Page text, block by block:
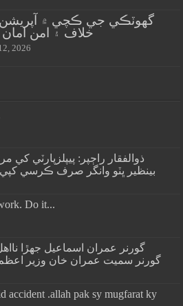
گهوٽڪي جي ڪچي ۾ آپريشن
خلاف ۽ امن امان
2026
ذوالفقار راڄپر: پيپلزپارٽي
بينظير ڀٽو وانگر صرف ڪرسي
Do it...
گورنر سميت عمران خان وزير
accident .allah pak sy mugfarat ky